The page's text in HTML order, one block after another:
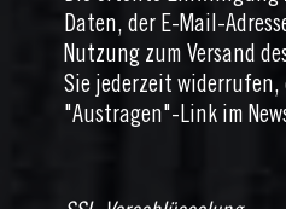
Daten, der E-Mail-
Nutzung zum Versand
Sie jederzeit widerrufen,
"Austragen"-Link im